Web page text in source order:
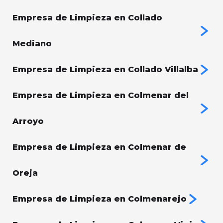
Empresa de Limpieza en Collado
Mediano
Empresa de Limpieza en Collado Villalba
Empresa de Limpieza en Colmenar del
Arroyo
Empresa de Limpieza en Colmenar de
Oreja
Empresa de Limpieza en Colmenarejo